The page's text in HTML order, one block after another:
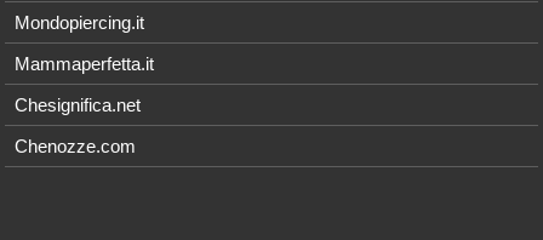
Mondopiercing.it
Mammaperfetta.it
Chesignifica.net
Chenozze.com